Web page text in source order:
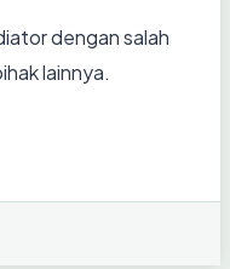
dengan salah
lainnya.